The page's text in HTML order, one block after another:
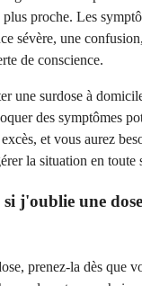
proche. Les
sévère, une
de conscience.
une surdose à
des symptômes
et vous aurez
la situation en toute
j'oublie une
prenez-la dès que